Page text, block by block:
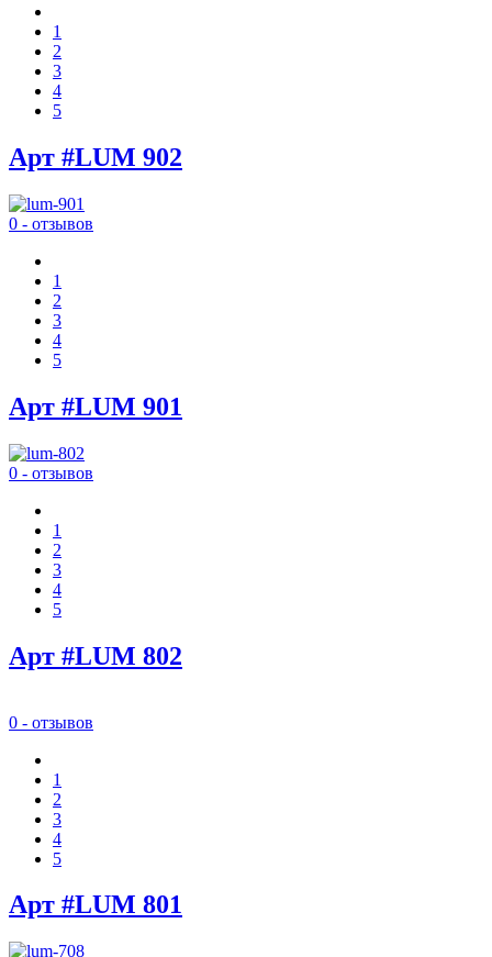
1
2
3
4
5
Арт #LUM 902
0 - отзывов
1
2
3
4
5
Арт #LUM 901
0 - отзывов
1
2
3
4
5
Арт #LUM 802
0 - отзывов
1
2
3
4
5
Арт #LUM 801